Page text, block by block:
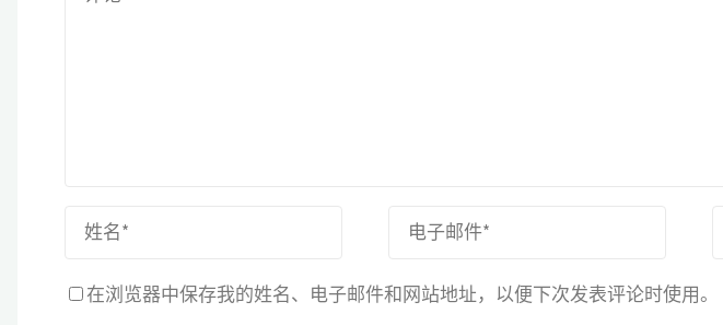
在浏览器中保存我的姓名、电子邮件和网站地址，以便下次发表评论时使用。